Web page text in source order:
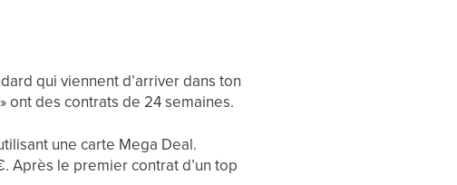
qui viennent d’arriver dans ton
ont des contrats de 24 semaines.
une carte Mega Deal.
Après le premier contrat d’un top